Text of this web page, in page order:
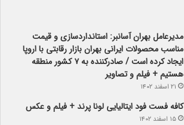
مدیرعامل بهران آسانبر: استانداردسازی و قیمت
مناسب محصولات ایرانی بهران بازار رقابتی با اروپا
ایجاد کرده است / صادرکننده به ۷ کشور منطقه
هستیم + فیلم و تصاویر
۲۱ اسفند ۱۴۰۲
کافه فست فود ایتالیایی لونا پرند + فیلم و عکس
۱۵ اسفند ۱۴۰۲